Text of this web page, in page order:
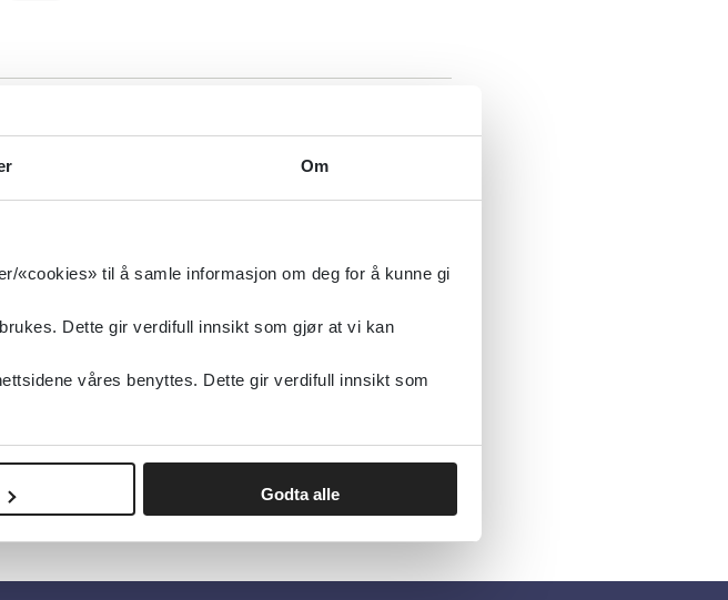
Om
«cookies» til å samle informasjon om deg for å kunne gi
Dette gir verdifull innsikt som gjør at vi kan
våres benyttes. Dette gir verdifull innsikt som
Godta alle